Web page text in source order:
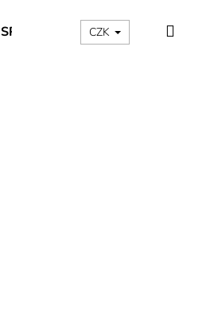
SPECIÁLNÍ KATEGORIE
CZK